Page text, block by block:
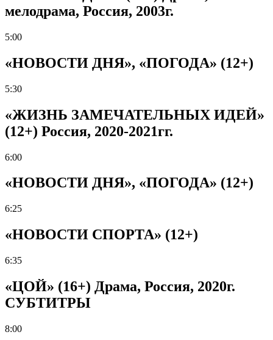
мелодрама, Россия, 2003г.
5:00
«НОВОСТИ ДНЯ», «ПОГОДА» (12+)
5:30
«ЖИЗНЬ ЗАМЕЧАТЕЛЬНЫХ ИДЕЙ»
(12+) Россия, 2020-2021гг.
6:00
«НОВОСТИ ДНЯ», «ПОГОДА» (12+)
6:25
«НОВОСТИ СПОРТА» (12+)
6:35
«ЦОЙ» (16+) Драма, Россия, 2020г.
СУБТИТРЫ
8:00